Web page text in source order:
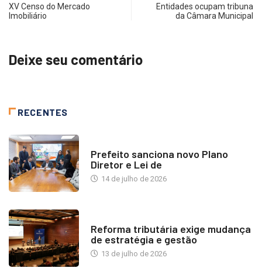
XV Censo do Mercado
Imobiliário
Entidades ocupam tribuna
da Câmara Municipal
Deixe seu comentário
RECENTES
Prefeito sanciona novo Plano
Diretor e Lei de
14 de julho de 2026
Reforma tributária exige mudança
de estratégia e gestão
13 de julho de 2026